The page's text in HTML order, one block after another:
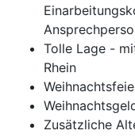
Tolle Lage -
Rhein
Zusätzliche